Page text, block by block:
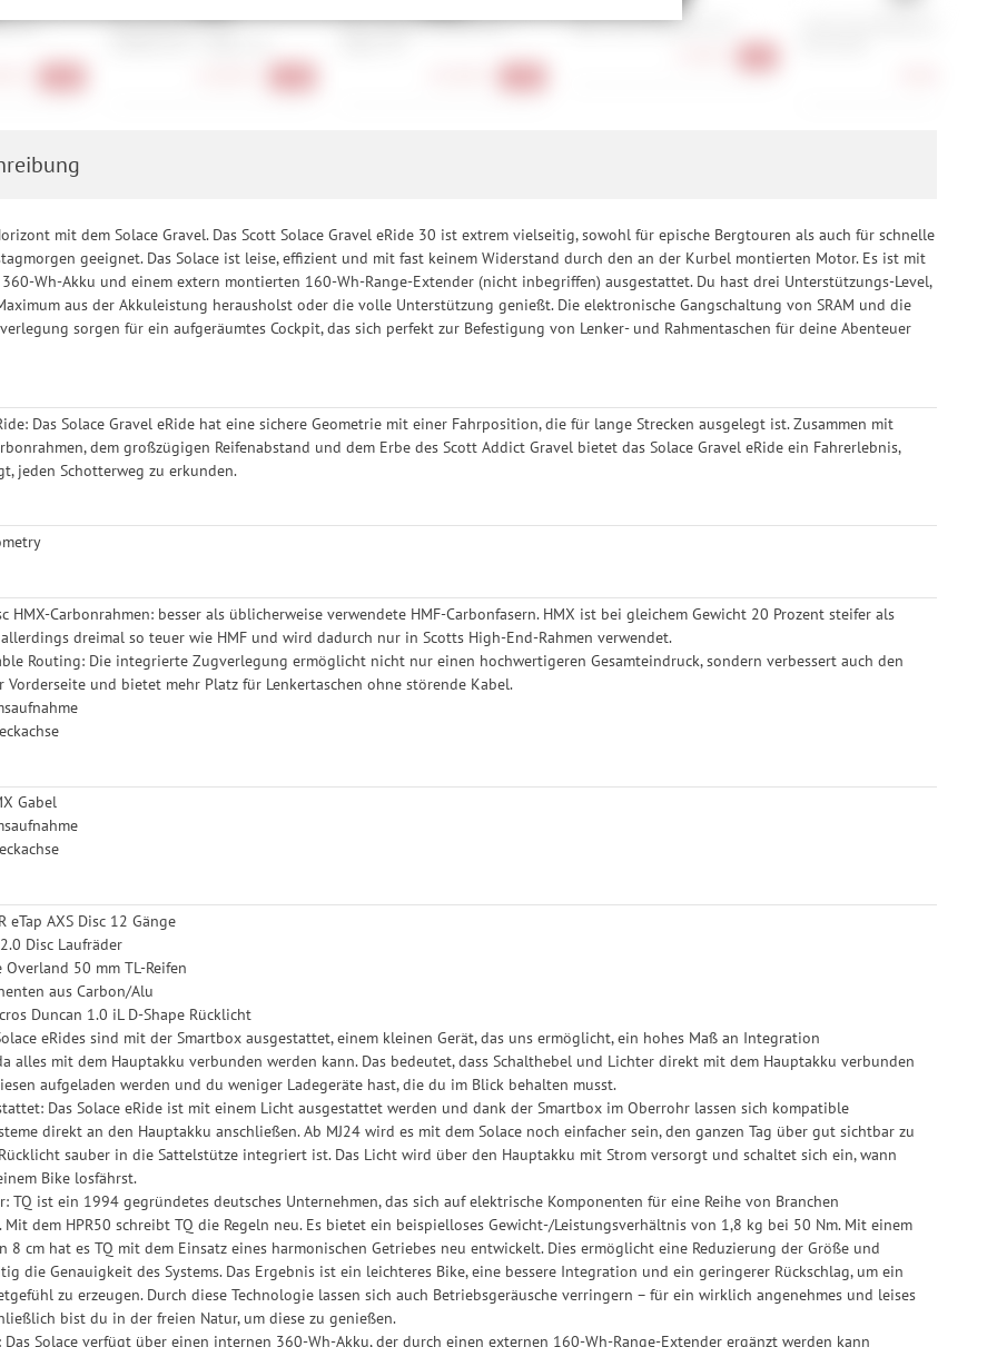
nicht erforderlich und gilt, bis sie widerrufen wird. Sie können Ihre Einwilligung unter
für bestimmte Drittanbieter erteilen und jederzeit für die Zukunft widerrufen.
90 +
Abus Bordo Granit
Abus Bordo 6500A/110 +
Abus Yarnit 4004K/110
mit dem Solace Gravel. Das Scott Solace Gravel eRide 30 ist extrem vielseitig, sowohl für epische Bergtouren als auch für schnelle
geeignet. Das Solace ist leise, effizient und mit fast keinem Widerstand durch den an der Kurbel montierten Motor. Es ist mit
Wh-Akku und einem extern montierten 160-Wh-Range-Extender (nicht inbegriffen) ausgestattet. Du hast drei Unterstützungs-Level,
aus der Akkuleistung herausholst oder die volle Unterstützung genießt. Die elektronische Gangschaltung von SRAM und die
sorgen für ein aufgeräumtes Cockpit, das sich perfekt zur Befestigung von Lenker- und Rahmentaschen für deine Abenteuer
Das Solace Gravel eRide hat eine sichere Geometrie mit einer Fahrposition, die für lange Strecken ausgelegt ist. Zusammen mit
dem großzügigen Reifenabstand und dem Erbe des Scott Addict Gravel bietet das Solace Gravel eRide ein Fahrerlebnis,
jeden Schotterweg zu erkunden.
HMX-Carbonrahmen: besser als üblicherweise verwendete HMF-Carbonfasern. HMX ist bei gleichem Gewicht 20 Prozent steifer als
allerdings dreimal so teuer wie HMF und wird dadurch nur in Scotts High-End-Rahmen verwendet.
Routing: Die integrierte Zugverlegung ermöglicht nicht nur einen hochwertigeren Gesamteindruck, sondern verbessert auch den
Vorderseite und bietet mehr Platz für Lenkertaschen ohne störende Kabel.
Gabel
eTap AXS Disc 12 Gänge
Disc Laufräder
Overland 50 mm TL-Reifen
aus Carbon/Alu
Duncan 1.0 iL D-Shape Rücklicht
eRides sind mit der Smartbox ausgestattet, einem kleinen Gerät, das uns ermöglicht, ein hohes Maß an Integration
alles mit dem Hauptakku verbunden werden kann. Das bedeutet, dass Schalthebel und Lichter direkt mit dem Hauptakku verbunden
aufgeladen werden und du weniger Ladegeräte hast, die du im Blick behalten musst.
Das Solace eRide ist mit einem Licht ausgestattet werden und dank der Smartbox im Oberrohr lassen sich kompatible
direkt an den Hauptakku anschließen. Ab MJ24 wird es mit dem Solace noch einfacher sein, den ganzen Tag über gut sichtbar zu
sauber in die Sattelstütze integriert ist. Das Licht wird über den Hauptakku mit Strom versorgt und schaltet sich ein, wann
Bike losfährst.
TQ ist ein 1994 gegründetes deutsches Unternehmen, das sich auf elektrische Komponenten für eine Reihe von Branchen
dem HPR50 schreibt TQ die Regeln neu. Es bietet ein beispielloses Gewicht-/Leistungsverhältnis von 1,8 kg bei 50 Nm. Mit einem
8 cm hat es TQ mit dem Einsatz eines harmonischen Getriebes neu entwickelt. Dies ermöglicht eine Reduzierung der Größe und
die Genauigkeit des Systems. Das Ergebnis ist ein leichteres Bike, eine bessere Integration und ein geringerer Rückschlag, um ein
zu erzeugen. Durch diese Technologie lassen sich auch Betriebsgeräusche verringern – für ein wirklich angenehmes und leises
bist du in der freien Natur, um diese zu genießen.
Das Solace verfügt über einen internen 360-Wh-Akku, der durch einen externen 160-Wh-Range-Extender ergänzt werden kann